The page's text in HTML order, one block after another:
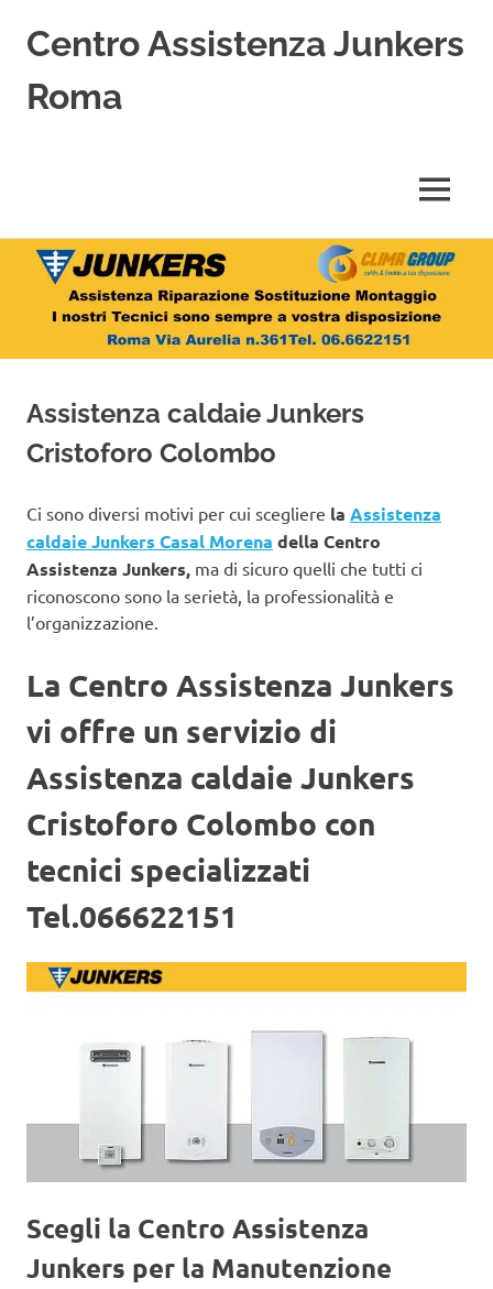
Salta
contenuto
Centro Assistenza Junkers
Roma
Riparazione,
Sostituzione,
Installazione
di
Junkers
Roma
MENU
Assistenza caldaie Junkers
Cristoforo Colombo
Ci sono diversi motivi per cui scegliere la Assistenza
caldaie Junkers Casal Morena della Centro
Assistenza Junkers, ma di sicuro quelli che tutti ci
riconoscono sono la serietà, la professionalità e
l’organizzazione.
La Centro Assistenza Junkers
vi offre un servizio di
Assistenza caldaie Junkers
Cristoforo Colombo con
tecnici specializzati
Tel.066622151
Scegli la Centro Assistenza
Junkers per la Manutenzione